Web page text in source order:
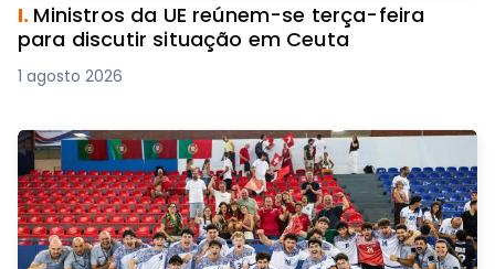
I. Ministros da UE reúnem-se terça-feira
para discutir situação em Ceuta
1 agosto 2026